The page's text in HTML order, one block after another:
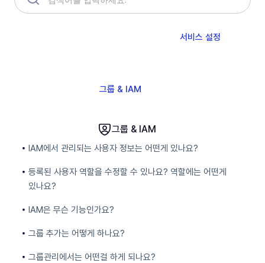
서비스 설정
그룹 & IAM
그룹 & IAM
IAM에서 관리되는 사용자 정보는 어떤게 있나요?
등록된 사용자 역할을 수정할 수 있나요? 역할에는 어떤게
있나요?
IAM은 무슨 기능인가요?
그룹 추가는 어떻게 하나요?
그룹관리에서는 어떤걸 하게 되나요?